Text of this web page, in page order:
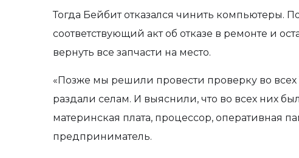
Тогда Бейбит отказался чинить компьютеры.
соответствующий акт об отказе в ремонте и
вернуть все запчасти на место.
«Позже мы решили провести проверку во всех
раздали селам. И выяснили, что во всех них
материнская плата, процессор, оперативная
предприниматель.